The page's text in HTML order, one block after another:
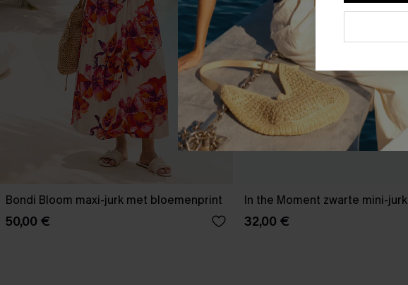
Bondi Bloom maxi-jurk met bloemenprint
50,00 €
In the Moment zwarte mini-jurk
32,00 €